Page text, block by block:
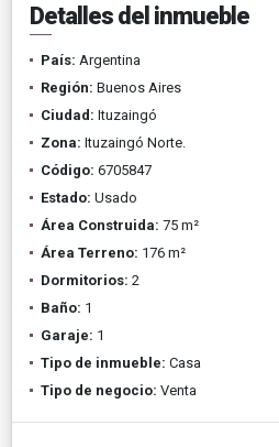
Detalles del inmueble
País: Argentina
Región: Buenos Aires
Ciudad: Ituzaingó
Zona: Ituzaingó Norte.
Código: 6705847
Estado: Usado
Área Construida: 75 m²
Área Terreno: 176 m²
Dormitorios: 2
Baño: 1
Garaje: 1
Tipo de inmueble: Casa
Tipo de negocio: Venta